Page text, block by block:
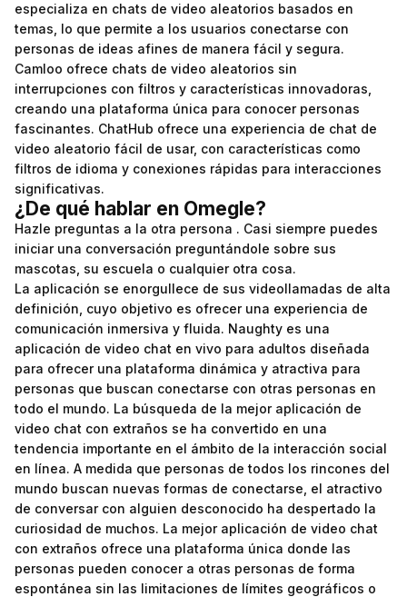
especializa en chats de video aleatorios basados en
temas, lo que permite a los usuarios conectarse con
personas de ideas afines de manera fácil y segura.
Camloo ofrece chats de video aleatorios sin
interrupciones con filtros y características innovadoras,
creando una plataforma única para conocer personas
fascinantes. ChatHub ofrece una experiencia de chat de
video aleatorio fácil de usar, con características como
filtros de idioma y conexiones rápidas para interacciones
significativas.
¿De qué hablar en Omegle?
Hazle preguntas a la otra persona . Casi siempre puedes
iniciar una conversación preguntándole sobre sus
mascotas, su escuela o cualquier otra cosa.
La aplicación se enorgullece de sus videollamadas de alta
definición, cuyo objetivo es ofrecer una experiencia de
comunicación inmersiva y fluida. Naughty es una
aplicación de video chat en vivo para adultos diseñada
para ofrecer una plataforma dinámica y atractiva para
personas que buscan conectarse con otras personas en
todo el mundo. La búsqueda de la mejor aplicación de
video chat con extraños se ha convertido en una
tendencia importante en el ámbito de la interacción social
en línea. A medida que personas de todos los rincones del
mundo buscan nuevas formas de conectarse, el atractivo
de conversar con alguien desconocido ha despertado la
curiosidad de muchos. La mejor aplicación de video chat
con extraños ofrece una plataforma única donde las
personas pueden conocer a otras personas de forma
espontánea sin las limitaciones de límites geográficos o